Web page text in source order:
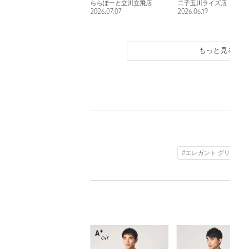
ららぽーと立川立飛店
2026.07.07
二子玉川ライズ店
2026.06.19
もっと見
#エレガント グ